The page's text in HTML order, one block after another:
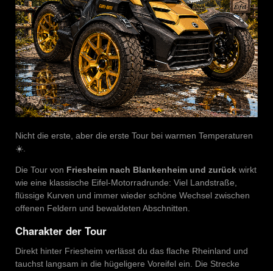
Nicht die erste, aber die erste Tour bei warmen Temperaturen
☀️.
Die Tour von Friesheim nach Blankenheim und zurück wirkt
wie eine klassische Eifel-Motorradrunde: Viel Landstraße,
flüssige Kurven und immer wieder schöne Wechsel zwischen
offenen Feldern und bewaldeten Abschnitten.
Charakter der Tour
Direkt hinter Friesheim verlässt du das flache Rheinland und
tauchst langsam in die hügeligere Voreifel ein. Die Strecke